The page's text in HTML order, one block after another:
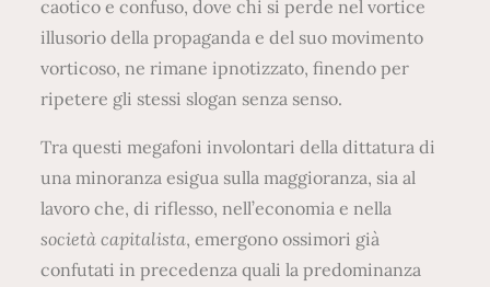
caotico e confuso, dove chi si perde nel vortice
illusorio della propaganda e del suo movimento
vorticoso, ne rimane ipnotizzato, finendo per
ripetere gli stessi slogan senza senso.
Tra questi megafoni involontari della dittatura di
una minoranza esigua sulla maggioranza, sia al
lavoro che, di riflesso, nell’economia e nella
società capitalista, emergono ossimori già
confutati in precedenza quali la predominanza